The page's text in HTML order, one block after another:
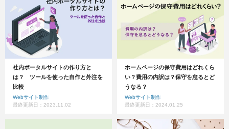
社内ポータルサイトの作り方と
は？ ツールを使った自作と外注を
比較
Webサイト制作
最終更新日：2023.11.02
ホームページの保守費用はどれくら
い？費用の内訳は？保守を怠るとど
うなる？
Webサイト制作
最終更新日：2024.01.25